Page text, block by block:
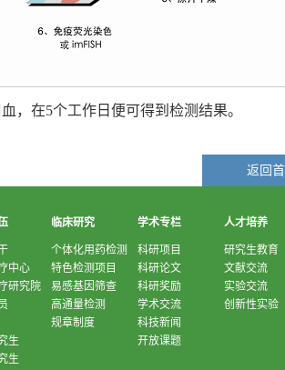
，在5个工作日便可得到检测结果。
返回
中心
研究院
生
生
临床研究
个体化用药检测
特色检测项目
易感基因筛查
高通量检测
规章制度
学术专栏
科研项目
科研论文
科研奖励
学术交流
科技新闻
开放课题
人才培养
研究生教育
文献交流
实验交流
创新性实验